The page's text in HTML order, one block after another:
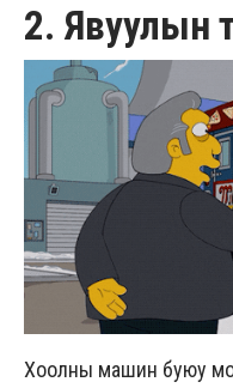
2. Явуулын
Хоолны машин буюу